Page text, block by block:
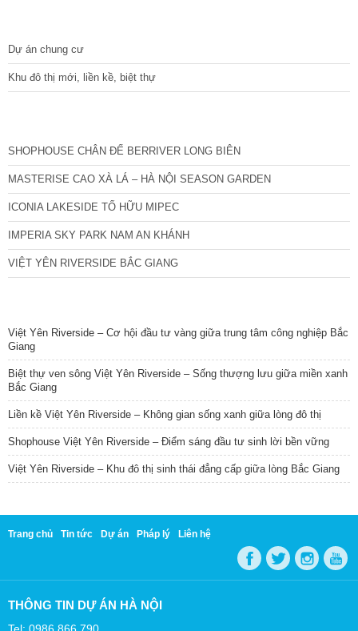
Dự án chung cư
Khu đô thị mới, liền kề, biệt thự
SHOPHOUSE CHÂN ĐẾ BERRIVER LONG BIÊN
MASTERISE CAO XÀ LÁ – HÀ NỘI SEASON GARDEN
ICONIA LAKESIDE TỐ HỮU MIPEC
IMPERIA SKY PARK NAM AN KHÁNH
VIỆT YÊN RIVERSIDE BẮC GIANG
Việt Yên Riverside – Cơ hội đầu tư vàng giữa trung tâm công nghiệp Bắc
Giang
Biệt thự ven sông Việt Yên Riverside – Sống thượng lưu giữa miền xanh
Bắc Giang
Liền kề Việt Yên Riverside – Không gian sống xanh giữa lòng đô thị
Shophouse Việt Yên Riverside – Điểm sáng đầu tư sinh lời bền vững
Việt Yên Riverside – Khu đô thị sinh thái đẳng cấp giữa lòng Bắc Giang
Trang chủ Tin tức Dự án Pháp lý Liên hệ
THÔNG TIN DỰ ÁN HÀ NỘI